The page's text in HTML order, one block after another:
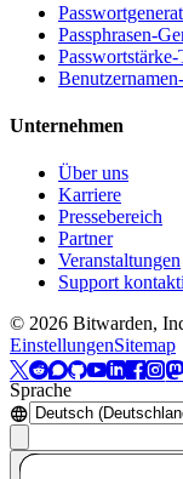
Passphrasen-
Passwortstärke-
Unternehmen
Über uns
Karriere
Pressebereich
Partner
Veranstaltungen
Support
© 2026 Bitwarden,
EinstellungenSitemap
Sprache